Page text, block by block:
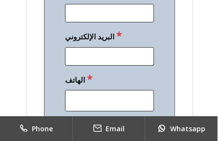
البريد الإلكتروني*
الهاتف*
Phone Email Whatsapp